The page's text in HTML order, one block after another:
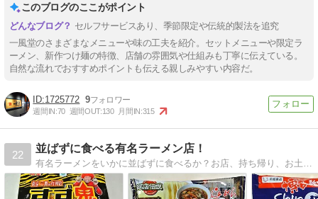
このブログのここがポイント
セルフサービスあり、季節限定や伝統的製法を追究
一風堂のさまざまなメニューや味の工夫を紹介。セットメニューや限定ラ
ーメン、新作つけ麺の特徴、店舗の雰囲気や仕組みも丁寧に伝えている。
自然な流れでおすすめポイントも伝える親しみやすい内容だ。
1725772 9
週間IN:70 週間OUT:130 月間IN:315
22
並ばずに食べる有名ラーメン店！